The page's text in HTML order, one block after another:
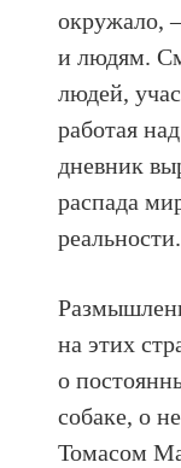
окружало,
и людям.
людей,
работая
дневник
распада
реальности.
на этих
о
собаке, о
Томасом